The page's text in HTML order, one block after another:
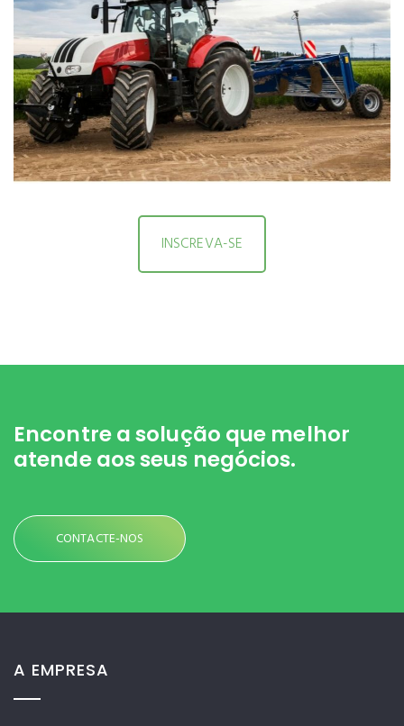
INSCREVA-SE
Encontre a solução que melhor
atende aos seus negócios.
CONTACTE-NOS
A EMPRESA